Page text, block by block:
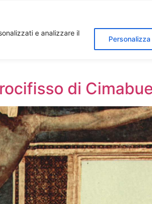
e analizzare il
Personalizza
di